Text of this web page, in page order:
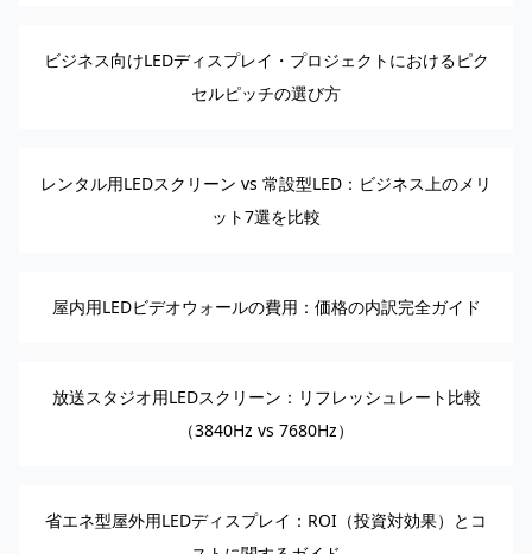
ビジネス向けLEDディスプレイ・プロジェクトにおけるピク
セルピッチの選び方
レンタル用LEDスクリーン vs 常設型LED：ビジネス上のメリ
ット7選を比較
屋内用LEDビデオウォールの費用：価格の内訳完全ガイド
放送スタジオ用LEDスクリーン：リフレッシュレート比較
（3840Hz vs 7680Hz）
省エネ型屋外用LEDディスプレイ：ROI（投資対効果）とコ